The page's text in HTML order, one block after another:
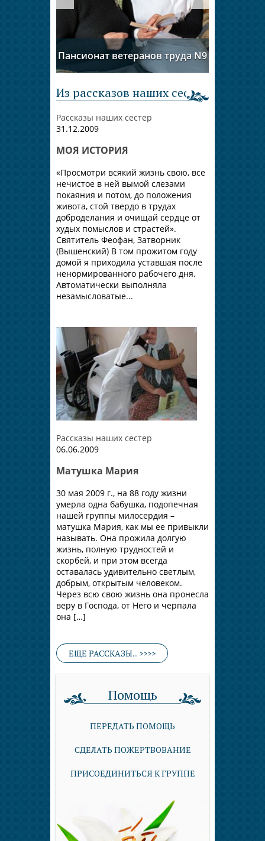
Пансионат ветеранов труда N9
Из рассказов наших сестер
Рассказы наших сестер
31.12.2009
МОЯ ИСТОРИЯ
«Просмотри всякий жизнь свою, все
нечистое в ней вымой слезами
покаяния и потом, до положения
живота, стой твердо в трудах
доброделания и очищай сердце от
худых помыслов и страстей».
Святитель Феофан, Затворник
(Вышенский) В том прожитом году
домой я приходила уставшая после
ненормированного рабочего дня.
Автоматически выполняла
незамысловатые...
Рассказы наших сестер
06.06.2009
Матушка Мария
30 мая 2009 г., на 88 году жизни
умерла одна бабушка, подопечная
нашей группы милосердия –
матушка Мария, как мы ее привыкли
называть. Она прожила долгую
жизнь, полную трудностей и
скорбей, и при этом всегда
оставалась удивительно светлым,
добрым, открытым человеком.
Через всю свою жизнь она пронесла
веру в Господа, от Него и черпала
она […]
ЕЩЕ РАССКАЗЫ... >>>>
Помощь
ПЕРЕДАТЬ ПОМОЩЬ
СДЕЛАТЬ ПОЖЕРТВОВАНИЕ
ПРИСОЕДИНИТЬСЯ К ГРУППЕ